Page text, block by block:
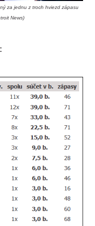
za jednu z troch hviezd zápasu
News)